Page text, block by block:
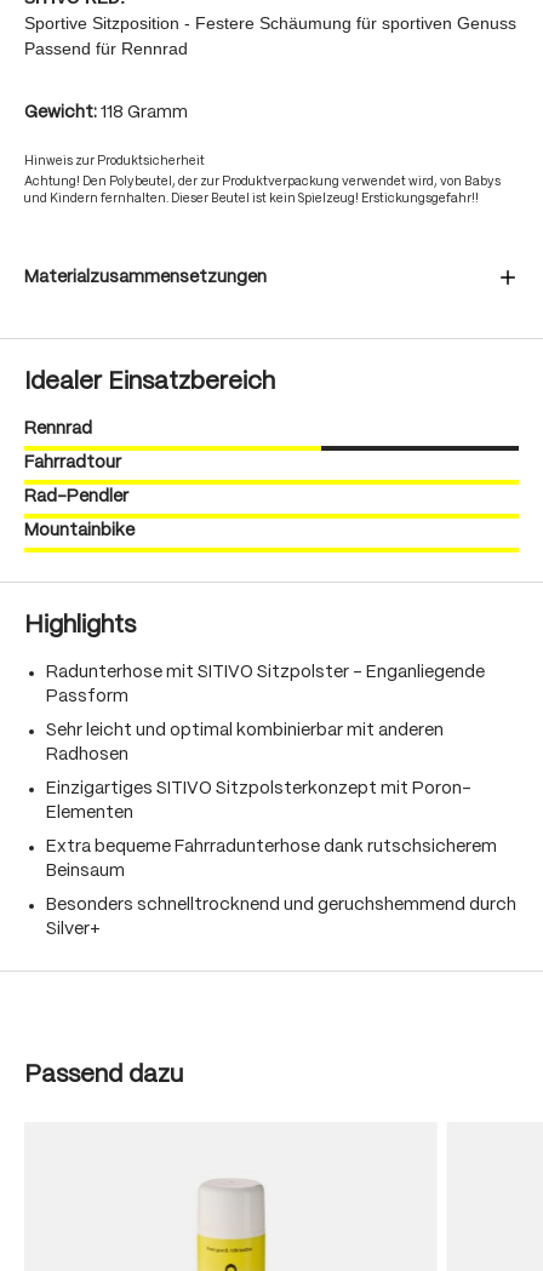
Sportive Sitzposition - Festere Schäumung für sportiven Genuss
Passend für Rennrad
Gewicht: 118 Gramm
Hinweis zur Produktsicherheit
Achtung! Den Polybeutel, der zur Produktverpackung verwendet wird, von Babys
und Kindern fernhalten. Dieser Beutel ist kein Spielzeug! Erstickungsgefahr!!
Materialzusammensetzungen
Idealer Einsatzbereich
Rennrad
Fahrradtour
Rad-Pendler
Mountainbike
Highlights
Radunterhose mit SITIVO Sitzpolster - Enganliegende
Passform
Sehr leicht und optimal kombinierbar mit anderen
Radhosen
Einzigartiges SITIVO Sitzpolsterkonzept mit Poron-
Elementen
Extra bequeme Fahrradunterhose dank rutschsicherem
Beinsaum
Besonders schnelltrocknend und geruchshemmend durch
Silver+
Produktgalerie überspringen
Passend dazu